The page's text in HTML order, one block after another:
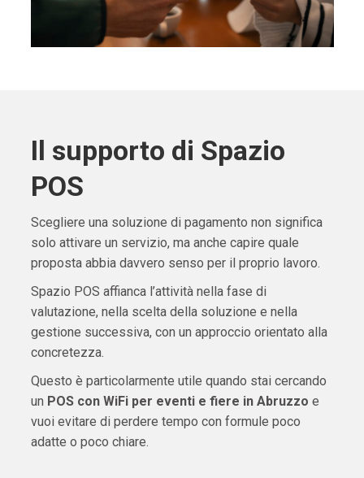
Il supporto di Spazio
POS
Scegliere una soluzione di pagamento non significa
solo attivare un servizio, ma anche capire quale
proposta abbia davvero senso per il proprio lavoro.
Spazio POS affianca l’attività nella fase di
valutazione, nella scelta della soluzione e nella
gestione successiva, con un approccio orientato alla
concretezza.
Questo è particolarmente utile quando stai cercando
un POS con WiFi per eventi e fiere in Abruzzo e
vuoi evitare di perdere tempo con formule poco
adatte o poco chiare.